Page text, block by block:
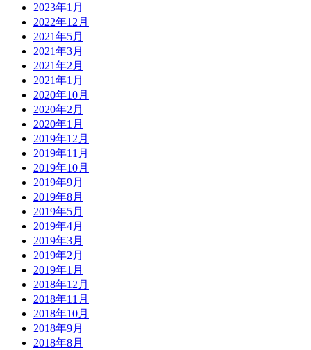
2023年1月
2022年12月
2021年5月
2021年3月
2021年2月
2021年1月
2020年10月
2020年2月
2020年1月
2019年12月
2019年11月
2019年10月
2019年9月
2019年8月
2019年5月
2019年4月
2019年3月
2019年2月
2019年1月
2018年12月
2018年11月
2018年10月
2018年9月
2018年8月